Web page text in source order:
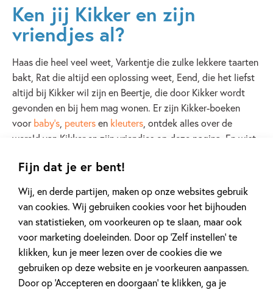
Fijn dat je er bent!
Wij, en derde partijen, maken op onze websites gebruik
van cookies. Wij gebruiken cookies voor het bijhouden
van statistieken, om voorkeuren op te slaan, maar ook
voor marketing doeleinden. Door op ‘Zelf instellen’ te
klikken, kun je meer lezen over de cookies die we
gebruiken op deze website en je voorkeuren aanpassen.
Door op ‘Accepteren en doorgaan’ te klikken, ga je
Ken jij Kikker en zijn
vriendjes al?
Haas die heel veel weet, Varkentje die zulke lekkere taarten
bakt, Rat die altijd een oplossing weet, Eend, die het liefst
altijd bij Kikker wil zijn en Beertje, die door Kikker wordt
gevonden en bij hem mag wonen. Er zijn Kikker-boeken
voorbaby's peutersen kleuters , ontdek alles over de
wereld van Kikker en zijn vriendjes op deze pagina. En wist
Dit is hét moment om thuis of in de klas bezig te zijn met je
met boeken over Kikker aanschaffen voor je school of
kinderdagverblijf? Kijk dan snel opdeze pagina.
Lees verder